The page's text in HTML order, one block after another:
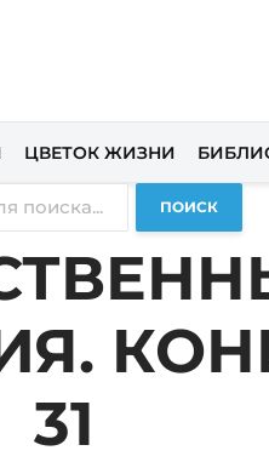
ЦВЕТОК ЖИЗНИ
ПОИСК
31